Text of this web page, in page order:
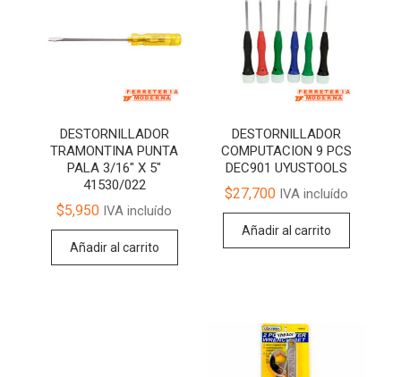
DESTORNILLADOR
TRAMONTINA PUNTA
PALA 3/16″ X 5″
41530/022
$5,950 IVA incluído
Añadir al carrito
DESTORNILLADOR
COMPUTACION 9 PCS
DEC901 UYUSTOOLS
$27,700 IVA incluído
Añadir al carrito